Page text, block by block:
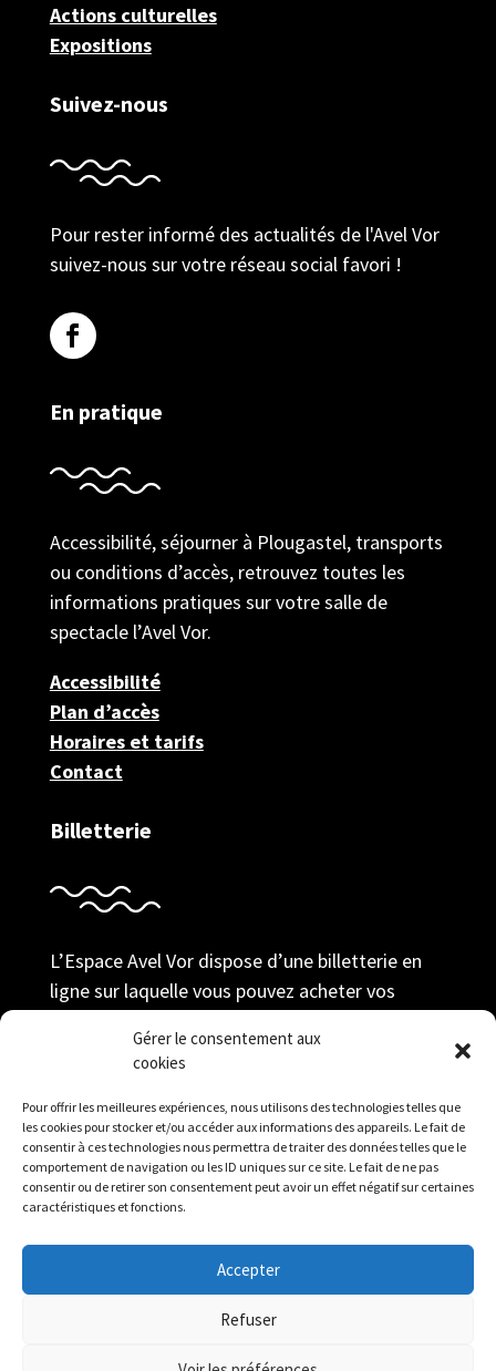
Gérer le consentement aux
cookies
Pour offrir les meilleures expériences, nous utilisons des technologies telles que
les cookies pour stocker et/ou accéder aux informations des appareils. Le fait de
consentir à ces technologies nous permettra de traiter des données telles que le
comportement de navigation ou les ID uniques sur ce site. Le fait de ne pas
consentir ou de retirer son consentement peut avoir un effet négatif sur certaines
caractéristiques et fonctions.
Accepter
Refuser
Actions culturelles
Expositions
Suivez-nous
Pour rester informé des actualités de l'Avel Vor
suivez-nous sur votre réseau social favori !
En pratique
Accessibilité, séjourner à Plougastel, transports
ou conditions d’accès, retrouvez toutes les
informations pratiques sur votre salle de
spectacle l’Avel Vor.
Accessibilité
Plan d’accès
Horaires et tarifs
Contact
Billetterie
L’Espace Avel Vor dispose d’une billetterie en
ligne sur laquelle vous pouvez acheter vos
adhésion et gérer votre compte durant toute la
Réserver
Politique de confidentialité